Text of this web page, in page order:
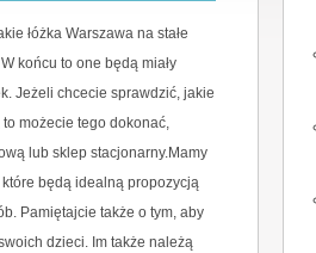
łóżka Warszawa na stałe
końcu to one będą miały
Jeżeli chcecie sprawdzić, jakie
możecie tego dokonać,
lub sklep stacjonarny.Mamy
które będą idealną propozycją
Pamiętajcie także o tym, aby
dzieci. Im także należą